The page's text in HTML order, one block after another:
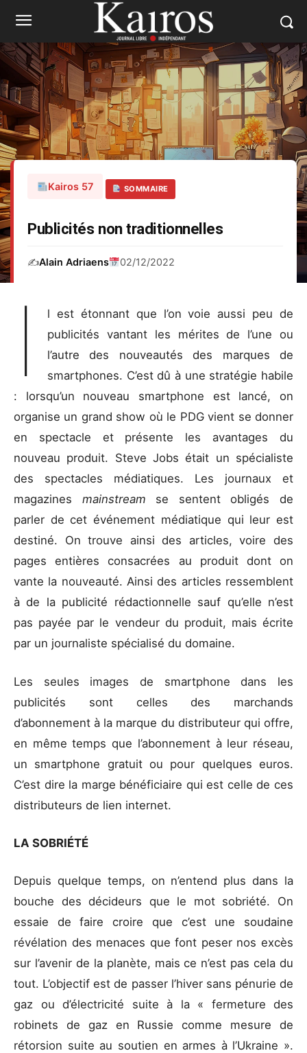
Kairos 57 SOMMAIRE
Publicités non traditionnelles
✍️Alain Adriaens 02/12/2022
I
l est étonnant que l’on voie aussi peu de
publicités vantant les mérites de l’une ou
l’autre des nouveautés des marques de
smartphones. C’est dû à une stratégie habile
: lorsqu’un nouveau smartphone est lancé, on
organise un grand show où le PDG vient se donner
en spectacle et présente les avantages du
nouveau produit. Steve Jobs était un spécialiste
des spectacles médiatiques. Les journaux et
magazines mainstream se sentent obligés de
parler de cet événement médiatique qui leur est
destiné. On trouve ainsi des articles, voire des
pages entières consacrées au produit dont on
vante la nouveauté. Ainsi des articles ressemblent
à de la publicité rédactionnelle sauf qu’elle n’est
pas payée par le vendeur du produit, mais écrite
par un journaliste spécialisé du domaine.
Les seules images de smartphone dans les
publicités sont celles des marchands
d’abonnement à la marque du distributeur qui offre,
en même temps que l’abonnement à leur réseau,
un smartphone gratuit ou pour quelques euros.
C’est dire la marge bénéficiaire qui est celle de ces
distributeurs de lien internet.
LA SOBRIÉTÉ
Depuis quelque temps, on n’entend plus dans la
bouche des décideurs que le mot sobriété. On
essaie de faire croire que c’est une soudaine
révélation des menaces que font peser nos excès
sur l’avenir de la planète, mais ce n’est pas cela du
tout. L’objectif est de passer l’hiver sans pénurie de
gaz ou d’électricité suite à la « fermeture des
robinets de gaz en Russie comme mesure de
rétorsion suite au soutien en armes à l’Ukraine ».